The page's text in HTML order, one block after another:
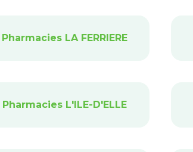
Pharmacies LA FERRIERE
Pharmacies L'ILE-D'ELLE